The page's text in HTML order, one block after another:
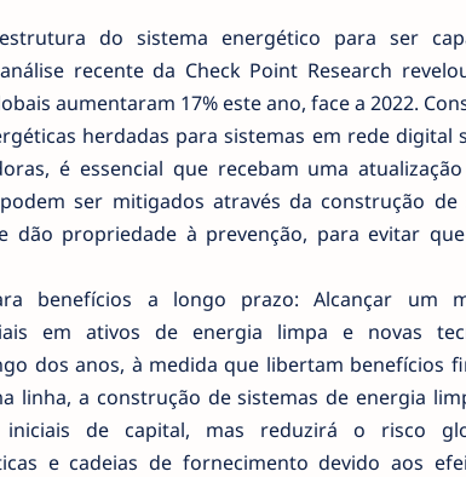
do sistema energético para ser
recente da Check Point Research
aumentaram 17% este ano, face a 2022.
herdadas para sistemas em rede digital
é essencial que recebam uma
ser mitigados através da construção de
dão propriedade à prevenção, para evitar
benefícios a longo prazo: Alcançar um
em ativos de energia limpa e novas
dos anos, à medida que libertam benefícios
linha, a construção de sistemas de energia
de capital, mas reduzirá o risco
e cadeias de fornecimento devido aos